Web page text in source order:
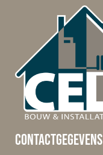
CONTACTGEGEVENS